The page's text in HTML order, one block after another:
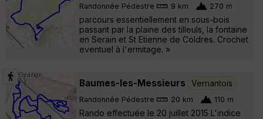
Randonnée Pédestre 9 km 270 m
parcours essentiellement en sous-bois
passant par la plaine des tilleuls, la fontaine
en Serain et St Etienne de Coldres. Crochet
eventuel à l'ermitage. »
Baumes-les-Messieurs Vernantois
Randonnée Pédestre 20 km 110 m
Rando effectuée le 20 juillet 2015 L'indice